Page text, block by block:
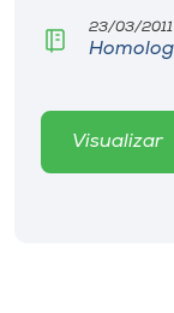
Store
23/03/2011
Visualizar